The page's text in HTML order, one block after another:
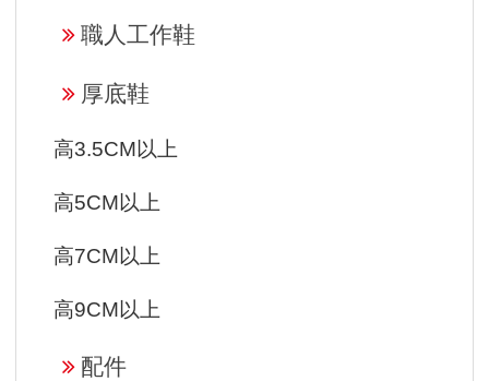
職人工作鞋
厚底鞋
高3.5CM以上
高5CM以上
高7CM以上
高9CM以上
配件